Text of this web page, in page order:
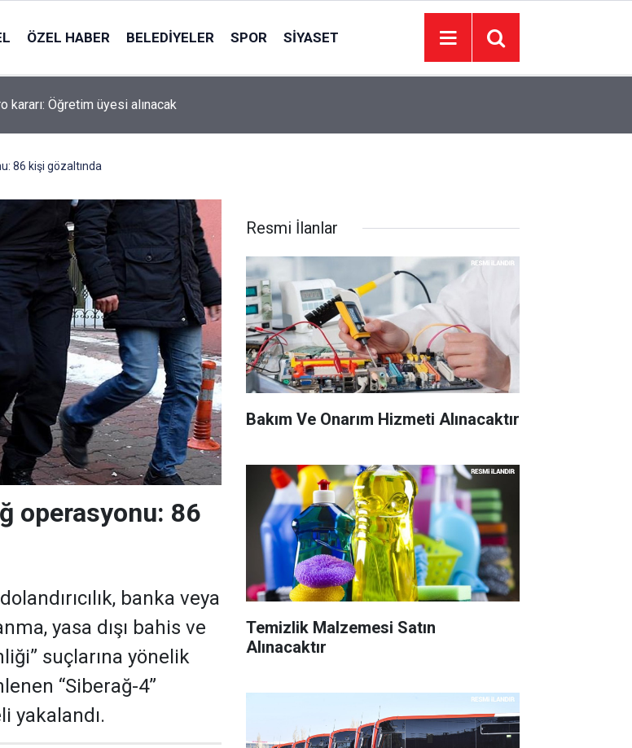
ÖZEL HABER BELEDIYELER SPOR SIYASET
kararı: Öğretim üyesi alınacak
86 kişi gözaltında
operasyonu: 86
banka veya
yasa dışı bahis ve
suçlarına yönelik
“Siberağ-4”
yakalandı.
Resmi İlanlar
Bakım Ve Onarım Hizmeti Alınacaktır
Temizlik Malzemesi Satın
Alınacaktır